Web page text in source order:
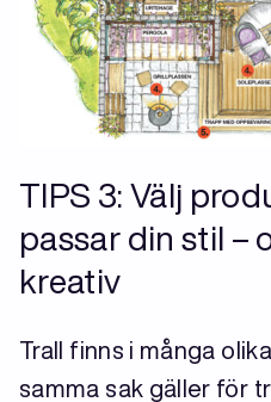
TIPS 3: Välj
passar din stil –
kreativ
Trall finns i många
samma sak gäller för